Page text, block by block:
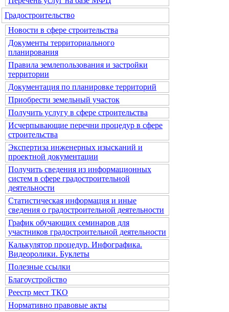
Градостроительство
Новости в сфере строительства
Документы территориального
планирования
Правила землепользования и застройки
территории
Документация по планировке территорий
Приобрести земельный участок
Получить услугу в сфере строительства
Исчерпывающие перечни процедур в сфере
строительства
Экспертиза инженерных изысканий и
проектной документации
Получить сведения из информационных
систем в сфере градостроительной
деятельности
Статистическая информация и иные
сведения о градостроительной деятельности
График обучающих семинаров для
участников градостроительной деятельности
Калькулятор процедур. Инфографика.
Видеоролики. Буклеты
Полезные ссылки
Благоустройство
Реестр мест ТКО
Нормативно правовые акты